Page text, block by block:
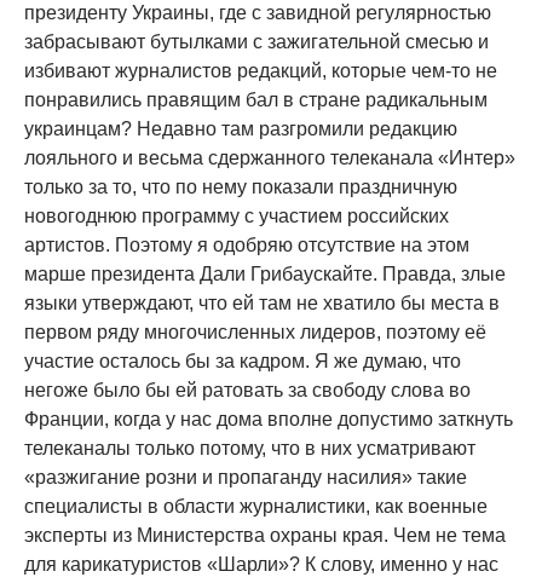
президенту Украины, где с завидной регулярностью
забрасывают бутылками с зажигательной смесью и
избивают журналистов редакций, которые чем-то не
понравились правящим бал в стране радикальным
украинцам? Недавно там разгромили редакцию
лояльного и весьма сдержанного телеканала «Интер»
только за то, что по нему показали праздничную
новогоднюю программу с участием российских
артистов. Поэтому я одобряю отсутствие на этом
марше президента Дали Грибаускайте. Правда, злые
языки утверждают, что ей там не хватило бы места в
первом ряду многочисленных лидеров, поэтому её
участие осталось бы за кадром. Я же думаю, что
негоже было бы ей ратовать за свободу слова во
Франции, когда у нас дома вполне допустимо заткнуть
телеканалы только потому, что в них усматривают
«разжигание розни и пропаганду насилия» такие
специалисты в области журналистики, как военные
эксперты из Министерства охраны края. Чем не тема
для карикатуристов «Шарли»? К слову, именно у нас